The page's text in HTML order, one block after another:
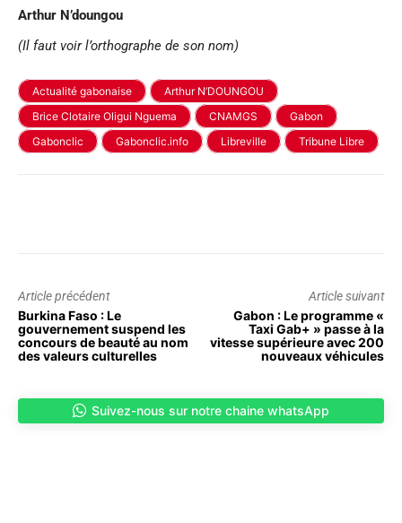
Arthur N’doungou
(Il faut voir l’orthographe de son nom)
Actualité gabonaise
Arthur N’DOUNGOU
Brice Clotaire Oligui Nguema
CNAMGS
Gabon
Gabonclic
Gabonclic.info Libreville Tribune Libre
Article précédent
Burkina Faso : Le
gouvernement suspend les
concours de beauté au nom
des valeurs culturelles
Article suivant
Gabon : Le programme «
Taxi Gab+ » passe à la
vitesse supérieure avec 200
nouveaux véhicules
Suivez-nous sur notre chaine whatsApp